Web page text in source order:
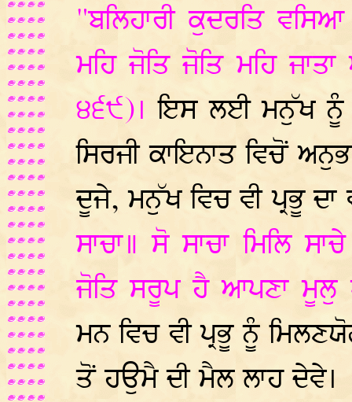
"ਬਲਿਹਾਰੀ ਕੁਦਰਤਿ
ਮਹਿ ਜੋਤਿ ਜੋਤਿ ਮਹਿ
੪੬੯)। ਇਸ ਲਈ ਮਨੁੱਖ ਨੂੰ
ਸਿਰਜੀ ਕਾਇਨਾਤ ਵਿਚੋਂ
ਦੂਜੇ, ਮਨੁੱਖ ਵਿਚ ਵੀ ਪ੍ਰਭੂ ਦਾ
ਸਾਚਾ॥ ਸੋ ਸਾਚਾ ਮਿਲਿ
ਜੋਤਿ ਸਰੂਪ ਹੈ ਆਪਣਾ ਮੂਲੁ
ਮਨ ਵਿਚ ਵੀ ਪ੍ਰਭੂ ਨੂੰ
ਤੋਂ ਹਉਮੈ ਦੀ ਮੈਲ ਲਾਹ ਦੇਵੇ।